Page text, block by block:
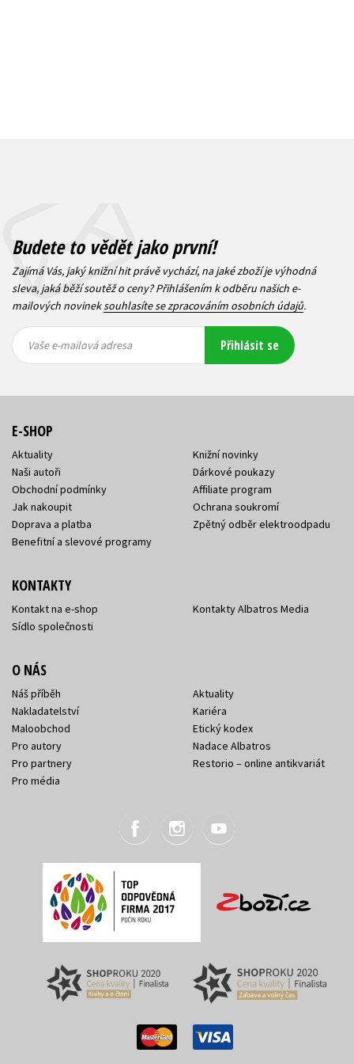
Budete to vědět jako první!
Zajímá Vás, jaký knižní hit právě vychází, na jaké zboží je výhodná
sleva, jaká běží soutěž o ceny? Přihlášením k odběru našich e-
mailových novineksouhlasíte se zpracováním osobních údajů.
mailová
mailová
Vaše e-mailová adresa Přihlásit se
E-SHOP
Aktuality
Naši autoři
Obchodní podmínky
Jak nakoupit
Doprava a platba
Benefitní a slevové programy
Knižní novinky
Dárkové poukazy
Affiliate program
Ochrana soukromí
Zpětný odběr elektroodpadu
KONTAKTY
Kontakt na e-shop
Sídlo společnosti
Kontakty Albatros Media
O NÁS
Náš příběh
Nakladatelství
Maloobchod
Pro autory
Pro partnery
Pro média
Aktuality
Kariéra
Etický kodex
Nadace Albatros
Restorio – online antikvariát